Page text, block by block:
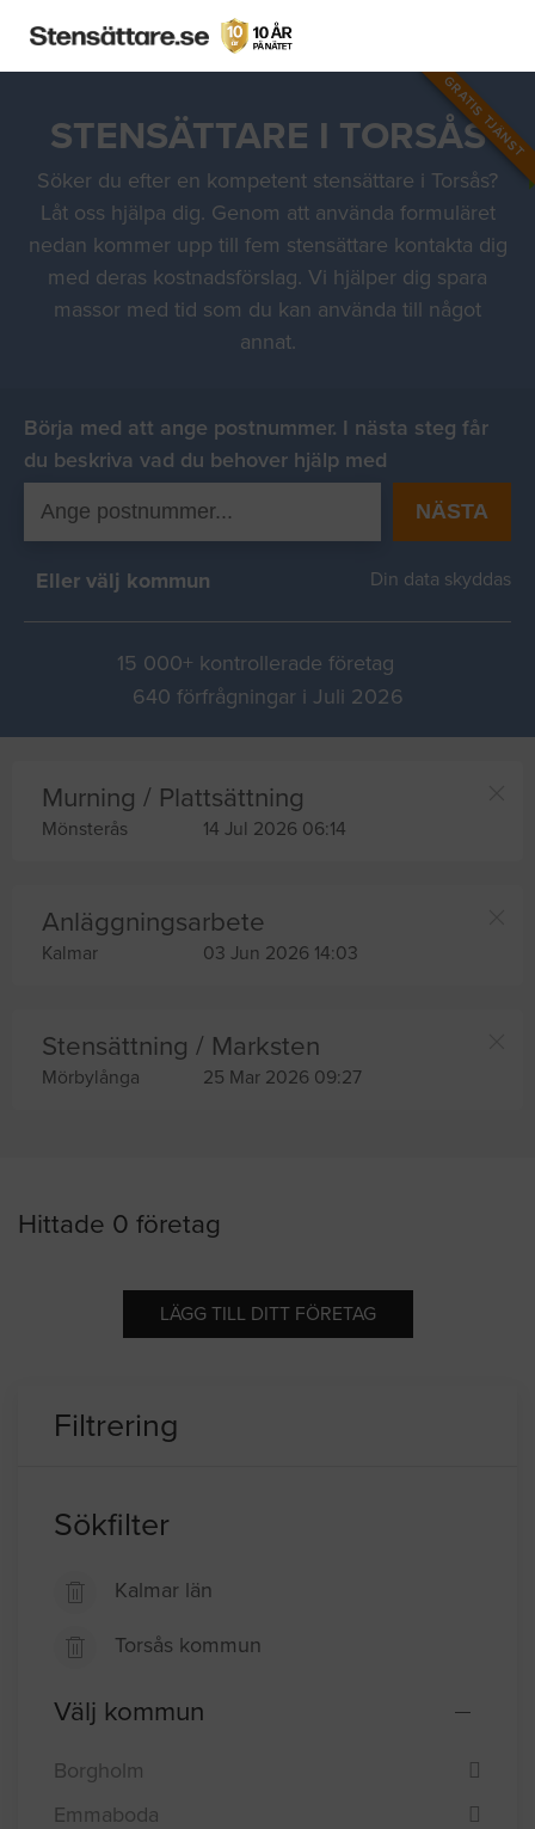
GRATIS TJÄNST
STENSÄTTARE I TORSÅS
Söker du efter en kompetent stensättare i Torsås?
Låt oss hjälpa dig. Genom att använda formuläret
nedan kommer upp till fem stensättare kontakta dig
med deras kostnadsförslag. Vi hjälper dig spara
massor med tid som du kan använda till något
annat.
Börja med att ange postnummer. I nästa steg får
du beskriva vad du behover hjälp med
NÄSTA
Eller välj kommun Din data skyddas
15 000+ kontrollerade företag
640 förfrågningar i Juli 2026
Murning / Plattsättning
Mönsterås 14 Jul 2026 06:14
Anläggningsarbete
Kalmar 03 Jun 2026 14:03
Stensättning / Marksten
Mörbylånga 25 Mar 2026 09:27
Hittade 0 företag
LÄGG TILL DITT FÖRETAG
Filtrering
Sökfilter
Kalmar län
Torsås kommun
Välj kommun
Borgholm
Emmaboda